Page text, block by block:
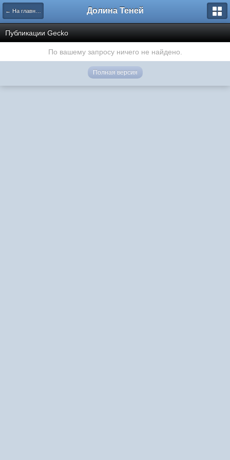
← На главную Долина Теней
Публикации Gecko
По вашему запросу ничего не найдено.
Полная версия